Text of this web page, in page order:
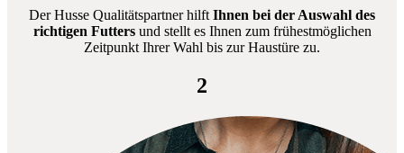
Der Husse Qualitätspartner hilft Ihnen bei der Auswahl des
richtigen Futtersund stellt es Ihnen zum frühestmöglichen
Zeitpunkt Ihrer Wahl bis zur Haustüre zu.
2